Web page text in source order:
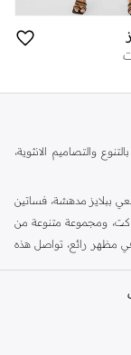
والتصاميم الانثوية،
ببلايز مدهشة، فساتين
كت، ومجموعة متنوعة من
في مظهر رائع، تواصل هذه
فستان مثالي للحفلات او